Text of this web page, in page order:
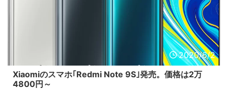
2020/6/2
Xiaomiのスマホ｢Redmi Note 9S｣発売。価格は2万
4800円～